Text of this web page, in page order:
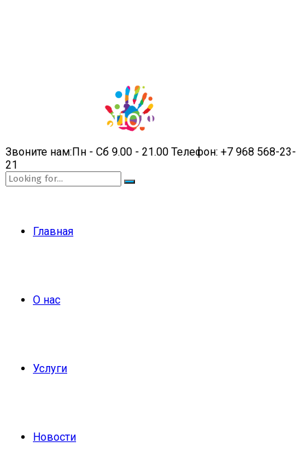
Звоните нам:Пн - Сб 9.00 - 21.00 Телефон: +7 968 568-23-
21
Главная
О нас
Услуги
Новости